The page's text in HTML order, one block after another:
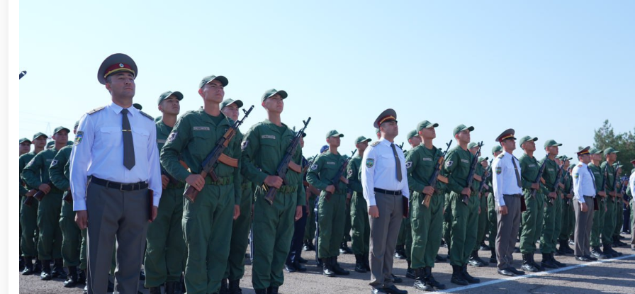
ishchi guruhining yoshlar bilan uchrashuvi tadbirlari doirasida muddatdi harbiy xizmatchilarga
yuritib kyelayotgan ayollar uchun tantanali bayram tadbiri tashkil etildi // Moliyaviy shaffoflik va
o‘tkazildi // Ajdodlar merosi – milliy gʻurur va vatanparvarlik manbai // General-polkovnik
litseyi faoliyati bilan yaqindan tanishdi. //Milliy gvardiya qo‘mondoni, general-polkovnik B.Tashmatov
// “Harbiy taʼlim tizimida ilm-fan va pedagogik texnologiyalarni rivojlantirish istiqbollari” mavzusida
etildi. //Milliy gvardiya qo‘mondoni general-polkovnik B.Tashmatov ilk manzilli ishlarini Yunusobod
viloyatalarida xavfsiz muhitni yaratish va jamoat xavfsizligini ishonchli taʼminlash boʻyicha manzilli
vazifalar doimiy e’tiborda. // Milliy gvardiya qoʻmondoni general-polkovnik B.Tashmatov Oʻzbekiston
federatsiyasi raisi etib saylandi. // Milliy gvardiya shaxsiy tarkibining jangovar salohiyati, jismoniy va
talablariga mos takomillashtirishga qaratilgan ishlar davom ettirilmoqda. // Tizim fidoyilari hurmat va
oilalar” mavzusida adabiy-badiiy kecha tashkil etildi / / Vatanparvarlik oyligi doirasidagi tadbirlar / /
“Jasorat” filmi premyerasi bo'lib o'tdi / / Qurolli Kuchlarimiz tashkil etilganining 34 yilligi va 14 yanvar –
bayramona tadbir o‘tkazildi / / Milliy gvardiya qo'mondonining O‘zbekiston Respublikasi Qurolli
kuni munosabati bilan bayram tabrigi / / Oʻzbekiston Respublikasi Qurolli Kuchlari tashkil etilganining
munosabati bilan gvardiyachilar xizmat burchini bajarish chogʻida qahramonlarcha halok boʻlgan
devoni hududida bunyod etilgan yodgorlik majmuasi poyiga gul qoʻyishib, ularning xotirasiga hurmat
“O‘zbekiston Respublikasi Qurolli Kuchlari tashkil etilganining 34 yilligi hamda Vatan himoyachilari
muhofaza qilish organlari xodimlaridan bir guruhini mukofotlash to‘g‘risida”gi Farmoni / / Prezident